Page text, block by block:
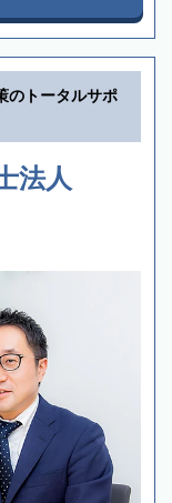
のトータルサポ
法人